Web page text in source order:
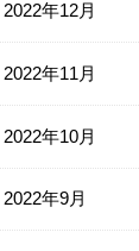
2022年12月
2022年11月
2022年10月
2022年9月